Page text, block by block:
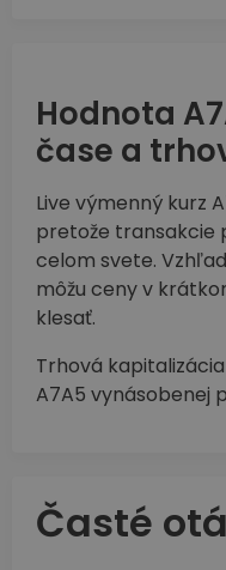
Hodnota
čase a
Live výmenný kurz
pretože transakcie
celom svete.
môžu ceny v
klesať.
Trhová
A7A5 vynásobenej
Časté